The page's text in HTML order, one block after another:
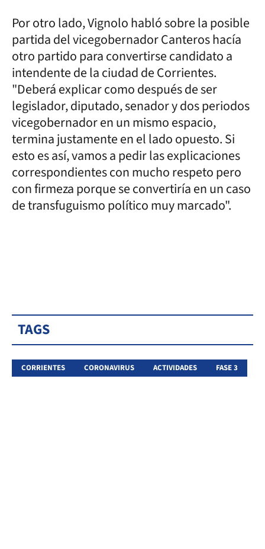
Por otro lado, Vignolo habló sobre la posible
partida del vicegobernador Canteros hacía
otro partido para convertirse candidato a
intendente de la ciudad de Corrientes.
"Deberá explicar como después de ser
legislador, diputado, senador y dos periodos
vicegobernador en un mismo espacio,
termina justamente en el lado opuesto. Si
esto es así, vamos a pedir las explicaciones
correspondientes con mucho respeto pero
con firmeza porque se convertiría en un caso
de transfuguismo político muy marcado".
TAGS
CORRIENTES CORONAVIRUS ACTIVIDADES FASE 3